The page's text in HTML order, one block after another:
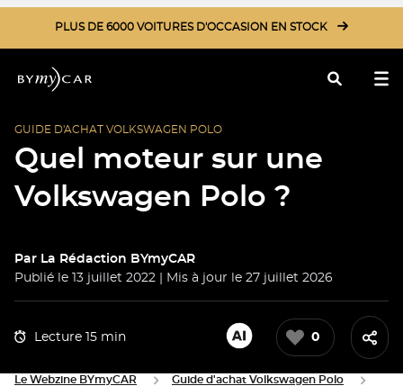
PLUS DE 6000 VOITURES D'OCCASION EN STOCK
GUIDE D'ACHAT VOLKSWAGEN POLO
Quel moteur sur une
Volkswagen Polo ?
Par La Rédaction BYmyCAR
Publié le 13 juillet 2022 | Mis à jour le 27 juillet 2026
Lecture 15 min 0
Le Webzine BYmyCAR Guide d'achat Volkswagen Polo